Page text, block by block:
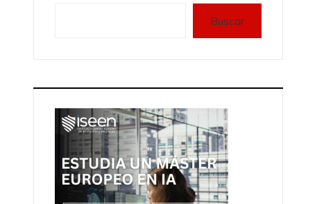
Buscar